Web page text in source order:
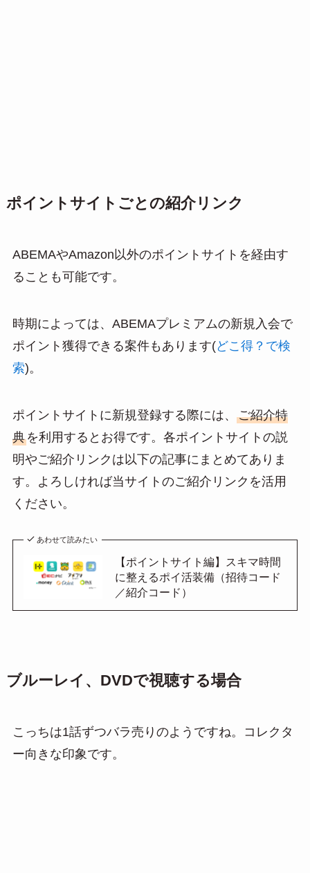
ポイントサイトごとの紹介リンク
ABEMAやAmazon以外のポイントサイトを経由す
ることも可能です。
時期によっては、ABEMAプレミアムの新規入会で
ポイント獲得できる案件もあります(どこ得？で検
索)。
ポイントサイトに新規登録する際には、 ご紹介特
典を利用するとお得です。各ポイントサイトの説
明やご紹介リンクは以下の記事にまとめてありま
す。よろしければ当サイトのご紹介リンクを活用
ください。
あわせて読みたい
【ポイントサイト編】スキマ時間
に整えるポイ活装備（招待コード
／紹介コード）
ブルーレイ、DVDで視聴する場合
こっちは1話ずつバラ売りのようですね。コレクタ
ー向きな印象です。